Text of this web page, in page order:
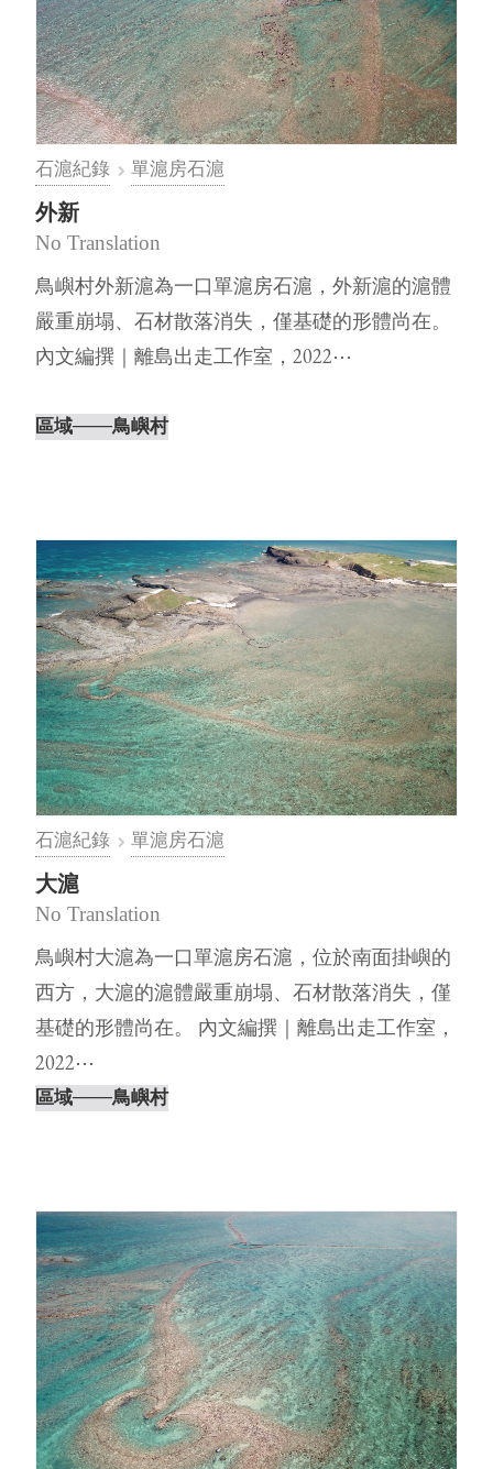
石滬紀錄 單滬房石滬
外新
No Translation
鳥嶼村外新滬為一口單滬房石滬，外新滬的滬體
嚴重崩塌、石材散落消失，僅基礎的形體尚在。
內文編撰｜離島出走工作室，2022⋯
區域───鳥嶼村
石滬紀錄 單滬房石滬
大滬
No Translation
鳥嶼村大滬為一口單滬房石滬，位於南面掛嶼的
西方，大滬的滬體嚴重崩塌、石材散落消失，僅
基礎的形體尚在。 內文編撰｜離島出走工作室，
2022⋯
區域───鳥嶼村